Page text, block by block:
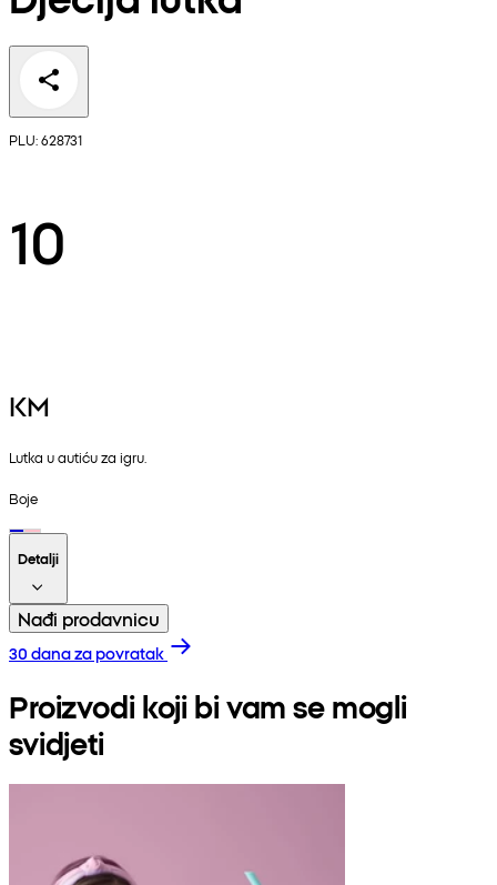
PLU: 628731
10
KM
Lutka u autiću za igru.
Boje
Detalji
Nađi prodavnicu
30 dana za povratak
Proizvodi koji bi vam se mogli
svidjeti